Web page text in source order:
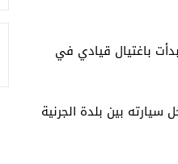
باغتيال قيادي في
بين بلدة الجرنية